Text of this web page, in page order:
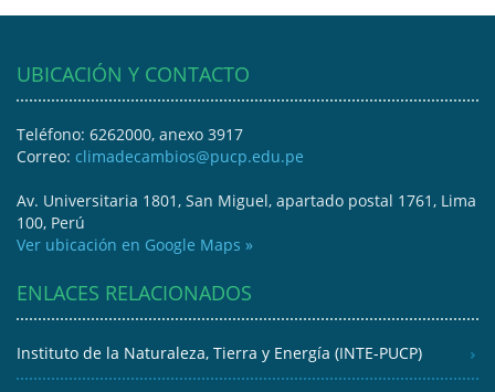
UBICACIÓN Y CONTACTO
Teléfono: 6262000, anexo 3917
Correo: climadecambios@pucp.edu.pe
Av. Universitaria 1801, San Miguel, apartado postal 1761, Lima
100, Perú
Ver ubicación en Google Maps »
ENLACES RELACIONADOS
Instituto de la Naturaleza, Tierra y Energía (INTE-PUCP)